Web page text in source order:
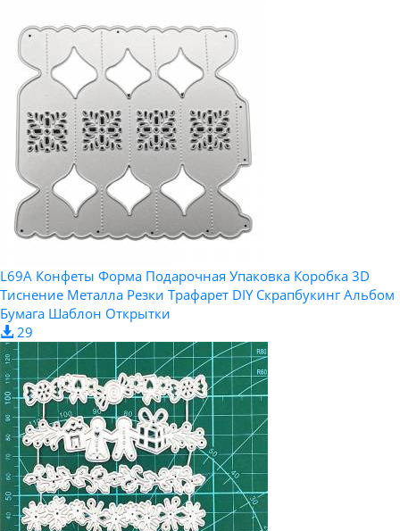
L69A Конфеты Форма Подарочная Упаковка Коробка 3D
Тиснение Металла Резки Трафарет DIY Скрапбукинг Альбом
Бумага Шаблон Открытки
29